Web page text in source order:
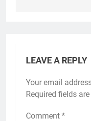
LEAVE A REPLY
Your email
Required fields
Comment *